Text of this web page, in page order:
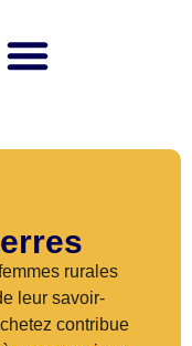
rurales
leur savoir-
contribue